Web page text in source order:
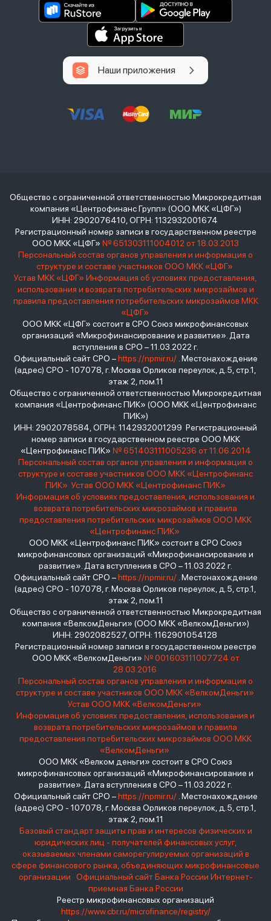
Наши приложения
Общество с ограниченной ответственностью Микрокредитная
компания «Центрофинанс Групп» (ООО МКК «ЦФГ»)
ИНН: 2902076410, ОГРН: 1132932001674
Регистрационный номер записи в государственном реестре
ООО МКК «ЦФГ» № 651303111004012 от 18.03.2013
Персональный состав органов управления и информация о
структуре и составе участников ООО МКК «ЦФГ»
Устав МКК «ЦФГ» Информация об условиях предоставления,
использования и возврата потребительских микрозаймов и
правила предоставления потребительских микрозаймов МКК
«ЦФГ»
ООО МКК «ЦФГ» состоит в СРО Союз микрофинансовых
организаций «Микрофинансирование и развитие». Дата
вступления в СРО – 11.03.2022 г.
Официальный сайт СРО –https://npmir.ru/. Местонахождение
(адрес) СРО - 107078, г. Москва Орликов переулок, д.5, стр.1,
этаж 2, пом.11
Общество с ограниченной ответственностью Микрокредитная
компания «Центрофинанс ПИК» (ООО МКК «Центрофинанс
ПИК»)
ИНН: 2902078584, ОГРН: 1142932001299 Регистрационный
номер записи в государственном реестре ООО МКК
«Центрофинанс ПИК» № 651403111005236 от 11.06.2014
Персональный состав органов управления и информация о
структуре и составе участников ООО МКК «Центрофинанс
ПИК» Устав ООО МКК «Центрофинанс ПИК»
Информация об условиях предоставления, использования и
возврата потребительских микрозаймов и правила
предоставления потребительских микрозаймов ООО МКК
«Центрофинанс ПИК»
ООО МКК «Центрофинанс ПИК» состоит в СРО Союз
микрофинансовых организаций «Микрофинансирование и
развитие». Дата вступления в СРО – 11.03.2022 г.
Официальный сайт СРО –https://npmir.ru/. Местонахождение
(адрес) СРО - 107078, г. Москва Орликов переулок, д.5, стр.1,
этаж 2, пом.11
Общество с ограниченной ответственностью Микрокредитная
компания «ВелкомДеньги» (ООО МКК «ВелкомДеньги»)
ИНН: 2902082527, ОГРН: 1162901054128
Регистрационный номер записи в государственном реестре
ООО МКК «ВелкомДеньги» № 001603111007724 от
28.03.2016
Персональный состав органов управления и информация о
структуре и составе участников ООО МКК «ВелкомДеньги»
Устав ООО МКК «ВелкомДеньги»
Информация об условиях предоставления, использования и
возврата потребительских микрозаймов и правила
предоставления потребительских микрозаймов ООО МКК
«ВелкомДеньги»
ООО МКК «Велком деньги» состоит в СРО Союз
микрофинансовых организаций «Микрофинансирование и
развитие». Дата вступления в СРО – 11.03.2022 г.
Официальный сайт СРО –https://npmir.ru/. Местонахождение
(адрес) СРО - 107078, г. Москва Орликов переулок, д.5, стр.1,
этаж 2, пом.11
Базовый стандарт защиты прав и интересов физических и
юридических лиц - получателей финансовых услуг,
оказываемых членами саморегулируемых организаций в
сфере финансового рынка, объединяющих микрофинансовые
организации
Официальный сайт Банка России Интернет-
приемная Банка России
Реестр микрофинансовых организаций
https://www.cbr.ru/microfinance/registry/